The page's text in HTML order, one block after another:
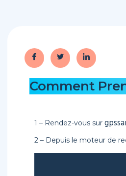
Comment
1 – Rendez-vous sur
2 – Depuis le moteur de